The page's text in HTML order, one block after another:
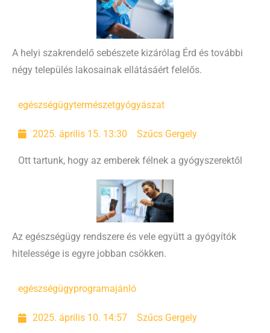
A helyi szakrendelő sebészete kizárólag Érd és további
négy település lakosainak ellátásáért felelős.
egészségügytermészetgyógyászat
2025. április 15. 13:30 Szűcs Gergely
Ott tartunk, hogy az emberek félnek a gyógyszerektől
Az egészségügy rendszere és vele együtt a gyógyítók
hitelessége is egyre jobban csökken.
egészségügyprogramajánló
2025. április 10. 14:57 Szűcs Gergely